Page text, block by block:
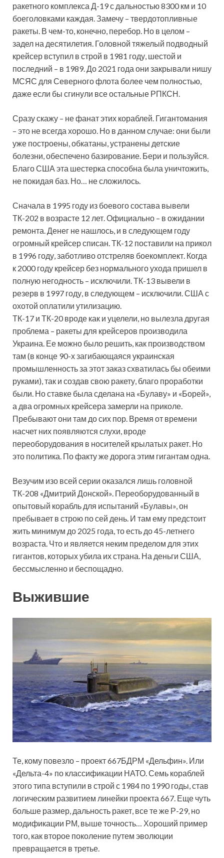
ракетного комплекса Д-19 с дальностью 8300 км и 10
боеголовками каждая. Замечу – твердотопливные
ракеты. В чем-то, конечно, перебор. Но в целом –
задел на десятилетия. Головной тяжелый подводный
крейсер вступил в строй в 1981 году, шестой и
последний – в 1989. До 2021 года они закрывали нишу
МСЯС для Северного флота более чем полностью,
даже если бы сгинули все остальные РПКСН.
Сразу скажу – не фанат этих кораблей. Гигантомания
– это не всегда хорошо. Но в данном случае: они были
уже построены, обкатаны, устранены детские
болезни, обеспечено базирование. Бери и пользуйся.
Благо США эта шестерка способна была уничтожить,
не покидая баз. Но… не сложилось.
Сначала в 1995 году из боевого состава вывели
ТК-202 в возрасте 12 лет. Официально – в ожидании
ремонта. Денег не нашлось, и в следующем году
огромный крейсер списан. ТК-12 поставили на прикол
в 1996 году, заботливо отстреляв боекомплект. Когда
к 2000 году крейсер без нормального ухода пришел в
полную негодность – исключили. ТК-13 вывели в
резерв в 1997 году, в следующем – исключили. США с
охотой оплатили утилизацию.
ТК-17 и ТК-20 вроде как и уцелели, но вылезла другая
проблема – ракеты для крейсеров производила
Украина. Ее можно было решить, как производством
там (в конце 90-х загибающаяся украинская
промышленность за этот заказ схватилась бы обеими
руками), так и создав свою ракету, благо проработки
были. Но ставке была сделана на «Булаву» и «Борей»,
а два огромных крейсера замерли на приколе.
Пребывают они там до сих пор. Время от времени
насчет них появляются слухи, вроде
переоборудования в носителей крылатых ракет. Но
это политика. По факту же дорога этим гигантам одна.
Везучим изо всей серии оказался лишь головной
ТК-208 «Дмитрий Донской». Переоборудованный в
опытовый корабль для испытаний «Булавы», он
пребывает в строю по сей день. И там ему предстоит
жить минимум до 2025 года, то есть до 45-летнего
возраста. Что и является неким пределом для этих
гигантов, которых убила их страна. На деньги США,
бессмысленно и беспощадно.
Выжившие
Те, кому повезло – проект 667БДРМ «Дельфин». Или
«Дельта-4» по классификации НАТО. Семь кораблей
этого типа вступили в строй с 1984 по 1990 годы, став
логическим развитием линейки проекта 667. Еще чуть
больше размер, дальность ракет, все те же Р-29, но
модификации РМ, выше точность… Хороший пример
того, как второе поколение путем эволюции
превращается в третье.